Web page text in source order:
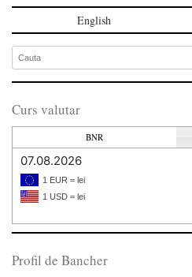
English
Curs valutar
BNR
07.08.2026
1 EUR = lei
1 USD = lei
Profil de Bancher